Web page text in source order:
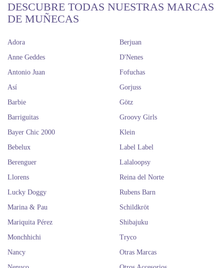
DESCUBRE TODAS NUESTRAS MARCAS
DE MUÑECAS
Adora
Anne Geddes
Antonio Juan
Así
Barbie
Barriguitas
Bayer Chic 2000
Bebelux
Berenguer
Berjuan
D'Nenes
Fofuchas
Gorjuss
Götz
Groovy Girls
Klein
Label Label
Lalaloopsy
Llorens
Lucky Doggy
Marina & Pau
Mariquita Pérez
Monchhichi
Nancy
Reina del Norte
Rubens Barn
Schildkröt
Shibajuku
Tryco
Otras Marcas